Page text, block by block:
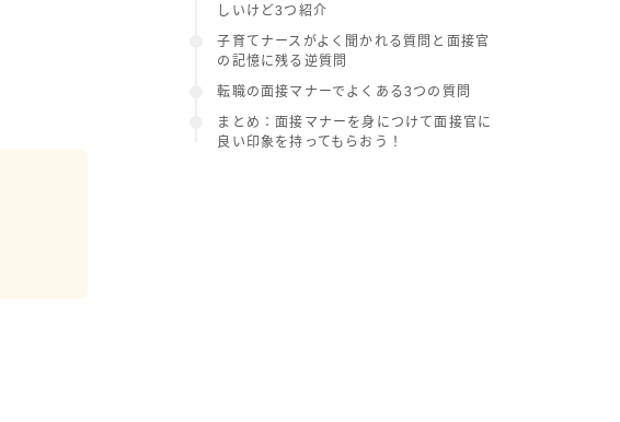
しいけど3つ紹介
子育てナースがよく聞かれる質問と面接官
の記憶に残る逆質問
転職の面接マナーでよくある3つの質問
まとめ：面接マナーを身につけて面接官に
良い印象を持ってもらおう！